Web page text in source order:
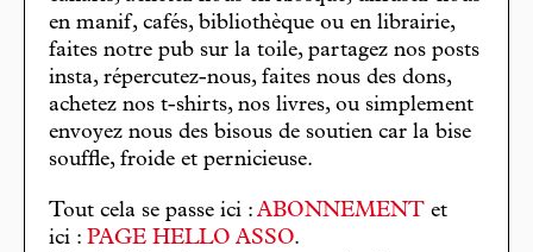
en manif, cafés, bibliothèque ou en librairie,
faites notre pub sur la toile, partagez nos posts
insta, répercutez-nous, faites nous des dons,
achetez nos t-shirts, nos livres, ou simplement
envoyez nous des bisous de soutien car la bise
souffle, froide et pernicieuse.
Tout cela se passe ici : ABONNEMENT et
ici : PAGE HELLO ASSO.